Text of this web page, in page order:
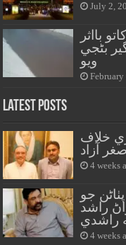
July 2,
بااثر
بڻجي
ويو
Latest Posts
خلاف
آزاد
4 weeks
جو
راشد
راشدي
4 weeks